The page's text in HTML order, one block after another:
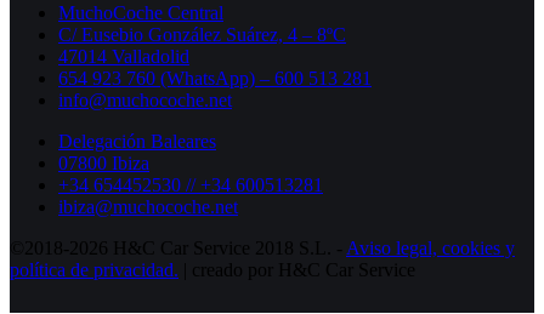
MuchoCoche Central
C/ Eusebio González Suárez, 4 – 8ºC
47014 Valladolid
654 923 760 (WhatsApp) – 600 513 281
info@muchocoche.net
Delegación Baleares
07800 Ibiza
+34 654452530 // +34 600513281
ibiza@muchocoche.net
©2018-2026 H&C Car Service 2018 S.L. - Aviso legal, cookies y
política de privacidad. | creado por H&C Car Service